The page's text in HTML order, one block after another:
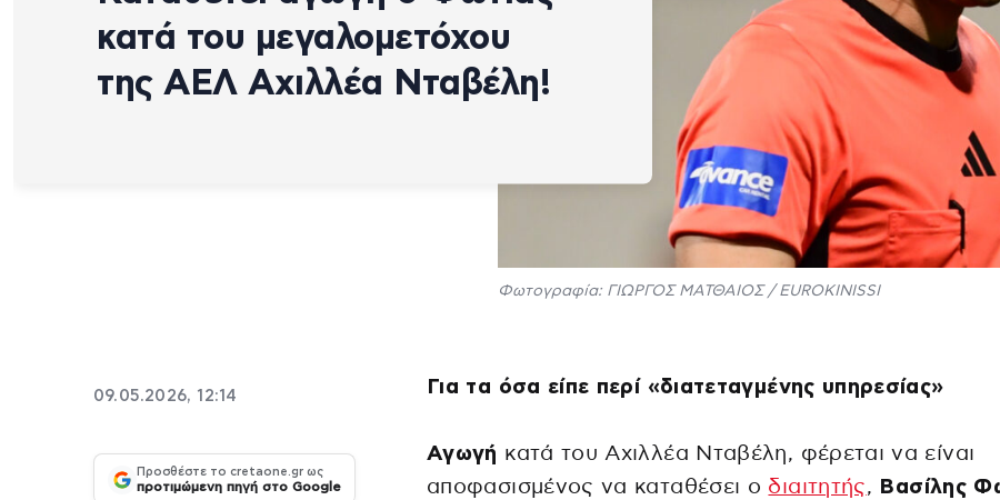
κατά του μεγαλομετόχου
της ΑΕΛ Αχιλλέα Νταβέλη!
Φωτογραφία: ΓΙΩΡΓΟΣ ΜΑΤΘΑΙΟΣ / EUROKINISSI
09.05.2026, 12:14
Προσθέστε το cretaone.gr ως
προτιμώμενη πηγή στο Google
Για τα όσα είπε περί «διατεταγμένης υπηρεσίας»
Αγωγή κατά του Αχιλλέα Νταβέλη, φέρεται να είναι
αποφασισμένος να καταθέσει ο διαιτητής, Βασίλης